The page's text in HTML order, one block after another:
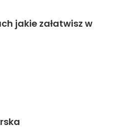
jakie załatwisz w